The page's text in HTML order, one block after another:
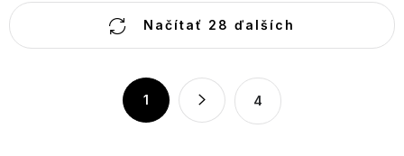
O
v
Načítať 28 ďalších
1 4